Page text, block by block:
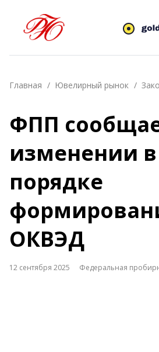
Главная Ювелирный рынок
ФПП
изменении в
порядке
ОКВЭД
12 сентября 2025 Федеральная